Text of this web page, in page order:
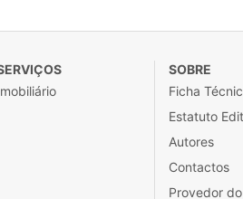
SOBRE
Ficha
Estatuto
Autores
Contactos
Provedor